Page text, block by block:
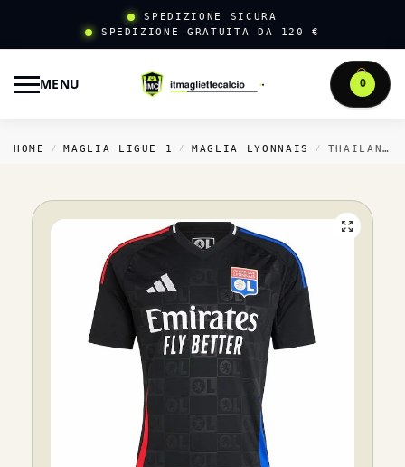
SPEDIZIONE SICURA
SPEDIZIONE GRATUITA DA 120 €
MENU 0
HOME / MAGLIA LIGUE 1 / MAGLIA LYONNAIS / THAILANDIA TRASFERTA MAGLIA LYONNAIS 2024 2025 NERO